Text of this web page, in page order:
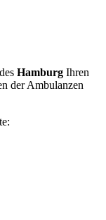
Hamburg Ihren
der Ambulanzen